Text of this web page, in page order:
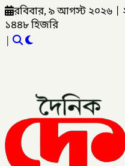
রবিবার, ৯ আগস্ট ২০২৬
১৪৪৮ হিজরি
|